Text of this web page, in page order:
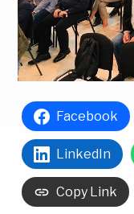
Facebook
LinkedIn
Copy Link